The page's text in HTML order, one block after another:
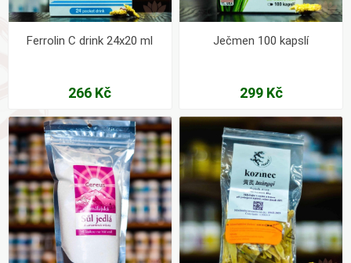
Ferrolin C drink 24x20 ml
266 Kč
Ječmen 100 kapslí
299 Kč